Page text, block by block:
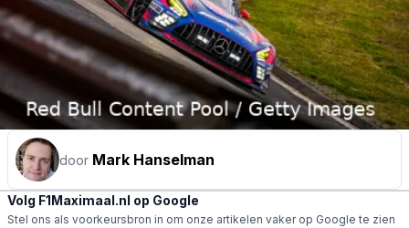
door Mark Hanselman
Volg F1Maximaal.nl op Google
Stel ons als voorkeursbron in om onze artikelen vaker op Google te zien